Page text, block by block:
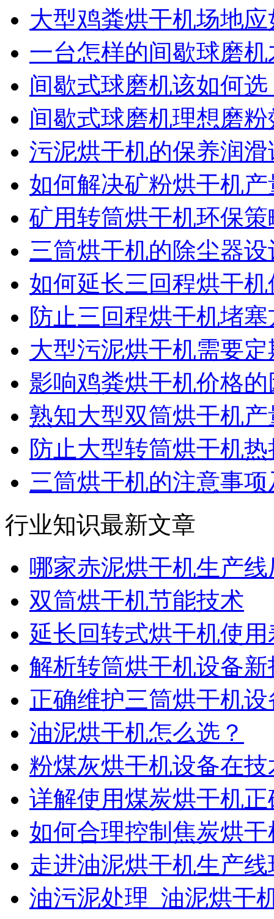
大型鸡粪烘干机场地
一台怎样的间歇球磨
间歇式球磨机该如何选
间歇式球磨机理想磨
污泥烘干机的保养润
如何解决矿粉烘干机产
矿用转筒烘干机环保
三筒烘干机的除尘器
如何延长三回程烘干
防止三回程烘干机堵
大型污泥烘干机需要
影响鸡粪烘干机价格
熟知大型双筒烘干机
防止大型转筒烘干机
三筒烘干机的注意事
行业知识最新文章
哪家赤泥烘干机生产
双筒烘干机节能技术
延长回转式烘干机使
解析转筒烘干机设备新
正确维护三筒烘干机
油泥烘干机怎么选？
粉煤灰烘干机设备在
详解使用煤炭烘干机
如何合理控制焦炭烘
走进油泥烘干机生产线
油污泥处理_油泥烘干